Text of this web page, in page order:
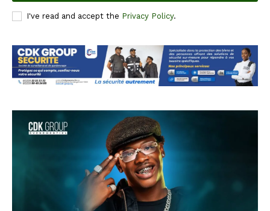
I've read and accept the Privacy Policy.